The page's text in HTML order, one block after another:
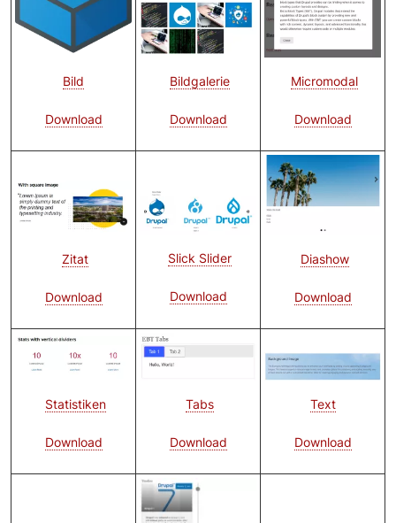
Bild
Download
Bildgalerie
Download
Micromodal
Download
Bild
Zitat
Download
Bild
Slick Slider
Download
Bild
Diashow
Download
Bild
Statistiken
Download
Bild
Tabs
Download
Bild
Text
Download
Bild